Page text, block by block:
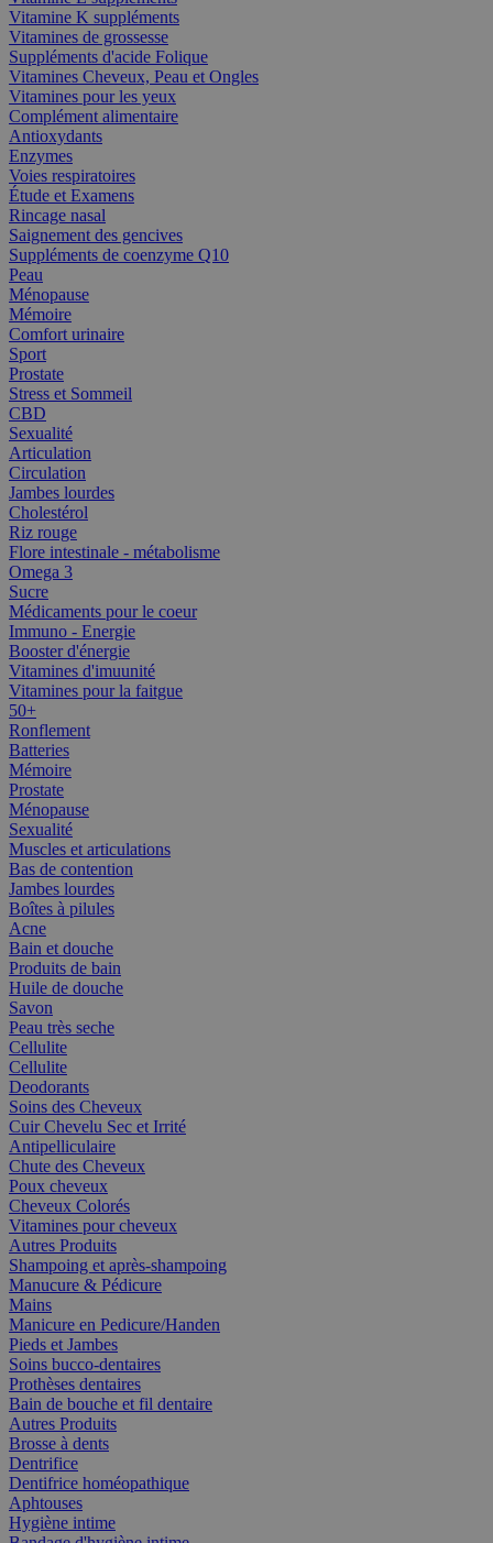
Vitamine K suppléments
Vitamines de grossesse
Suppléments d'acide Folique
Vitamines Cheveux, Peau et Ongles
Vitamines pour les yeux
Complément alimentaire
Antioxydants
Enzymes
Voies respiratoires
Étude et Examens
Rincage nasal
Saignement des gencives
Suppléments de coenzyme Q10
Peau
Ménopause
Mémoire
Comfort urinaire
Sport
Prostate
Stress et Sommeil
CBD
Sexualité
Articulation
Circulation
Jambes lourdes
Cholestérol
Riz rouge
Flore intestinale - métabolisme
Omega 3
Sucre
Médicaments pour le coeur
Immuno - Energie
Booster d'énergie
Vitamines d'imuunité
Vitamines pour la faitgue
50+
Ronflement
Batteries
Mémoire
Prostate
Ménopause
Sexualité
Muscles et articulations
Bas de contention
Jambes lourdes
Boîtes à pilules
Acne
Bain et douche
Produits de bain
Huile de douche
Savon
Peau très seche
Cellulite
Cellulite
Deodorants
Soins des Cheveux
Cuir Chevelu Sec et Irrité
Antipelliculaire
Chute des Cheveux
Poux cheveux
Cheveux Colorés
Vitamines pour cheveux
Autres Produits
Shampoing et après-shampoing
Manucure & Pédicure
Mains
Manicure en Pedicure/Handen
Pieds et Jambes
Soins bucco-dentaires
Prothèses dentaires
Bain de bouche et fil dentaire
Autres Produits
Brosse à dents
Dentrifice
Dentifrice homéopathique
Aphtouses
Hygiène intime